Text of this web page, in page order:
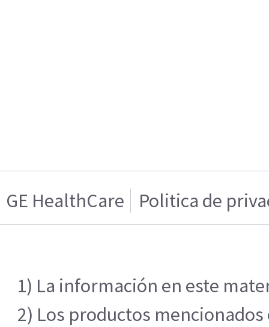
GE HealthCare Politica de
1) La información en este
2) Los productos